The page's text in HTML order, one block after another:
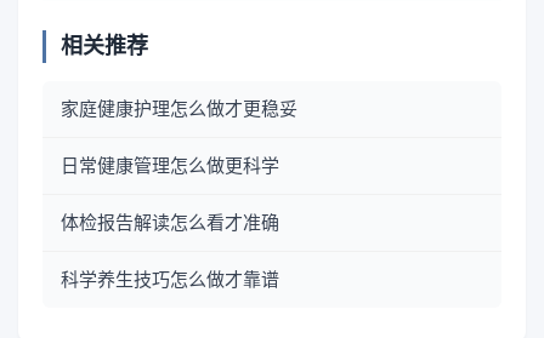
相关推荐
家庭健康护理怎么做才更稳妥
日常健康管理怎么做更科学
体检报告解读怎么看才准确
科学养生技巧怎么做才靠谱